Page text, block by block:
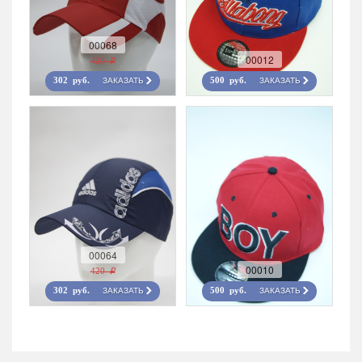
00068
420 r
302 руб. ЗАКАЗАТЬ
00012
500 руб. ЗАКАЗАТЬ
00064
420 r
302 руб. ЗАКАЗАТЬ
00010
500 руб. ЗАКАЗАТЬ